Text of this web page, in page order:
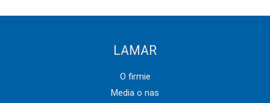
LAMAR
O firmie
Media o nas